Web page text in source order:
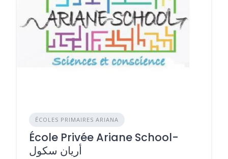
ÉCOLES PRIMAIRES ARIANA
École Privée Ariane School-
أريان سكول